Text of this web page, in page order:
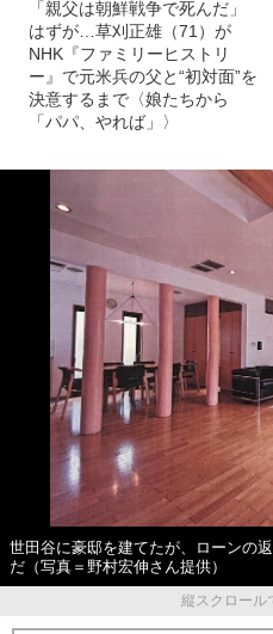
「親父は朝鮮戦争で死んだ」
はずが…草刈正雄（71）が
NHK『ファミリーヒストリ
決意するまで〈娘たちから